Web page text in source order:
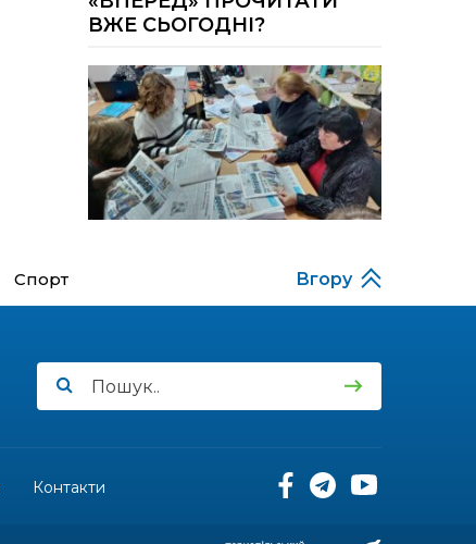
10 лип
17:18
10 лип
Морські мушлі в техніці
макраме
17:07
10 лип
Бахмутяни вибороли
нагороди на чемпіонаті
11:54
Юна бахмутянка Кіра
ВЖЕ СЬОГОДНІ?
Спорт Вгору
Контакти